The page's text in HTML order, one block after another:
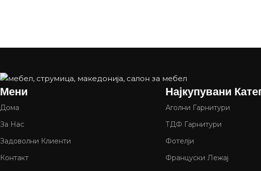
Мени
Дома
За Нас
Задоволни Клиенти
Контакт
Најкупувани
Аголни Гарнитури
ТДФ Гарнитури
Фотелји
Француски Лежај